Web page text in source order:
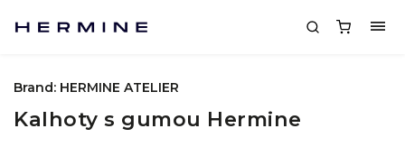
Kalhoty s gumou Hermine
Brand: HERMINE ATELIER